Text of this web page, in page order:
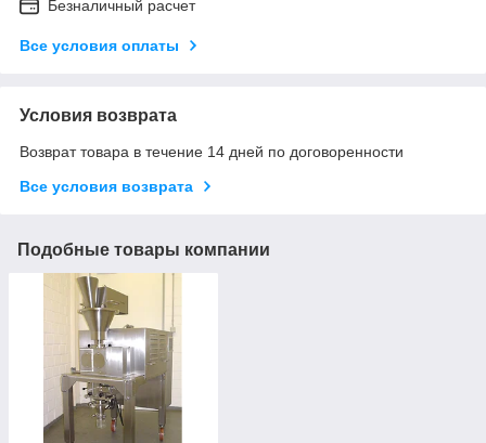
Безналичный расчет
Все условия оплаты
Условия возврата
Возврат товара в течение 14 дней по договоренности
Все условия возврата
Подобные товары компании